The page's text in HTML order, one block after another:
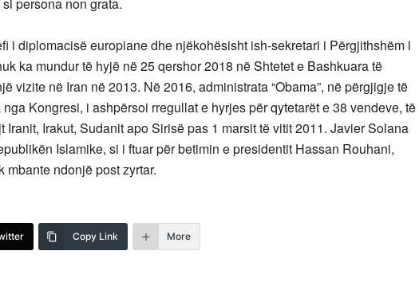
i diplomacisë europiane dhe njëkohësisht ish-sekretari i Përgjithshëm i
ka mundur të hyjë në 25 qershor 2018 në Shtetet e Bashkuara të
vizite në Iran në 2013. Në 2016, administrata “Obama”, në përgjigje të
Kongresi, i ashpërsoi rregullat e hyrjes për qytetarët e 38 vendeve, të
Iranit, Irakut, Sudanit apo Sirisë pas 1 marsit të vitit 2011. Javier Solana
Islamike, si i ftuar për betimin e presidentit Hassan Rouhani,
mbante ndonjë post zyrtar.
Copy Link More